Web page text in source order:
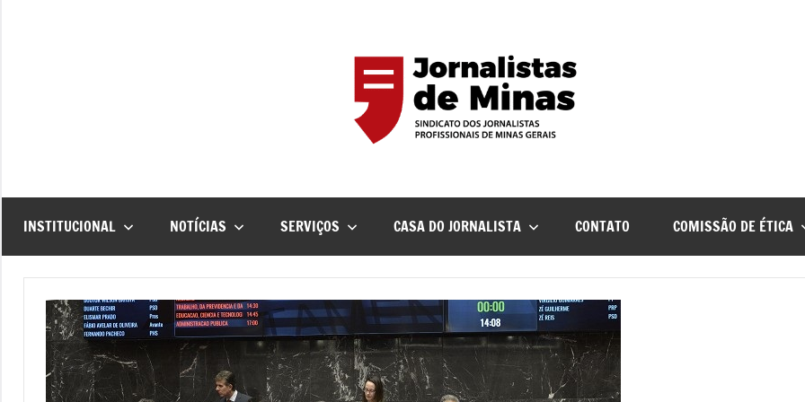
INSTITUCIONAL NOTÍCIAS SERVIÇOS CASA DO JORNALISTA CONTATO COMISSÃO DE ÉTICA